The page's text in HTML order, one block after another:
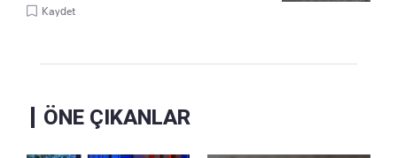
Kaydet
ÖNE ÇIKANLAR